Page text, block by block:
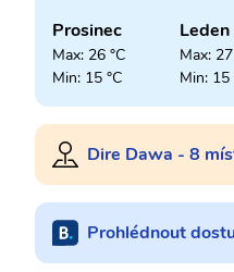
Prosinec
Max: 26 °C
Min: 15 °C
Leden
Max:
Min: 15
Dire Dawa - 8
Prohlédnout